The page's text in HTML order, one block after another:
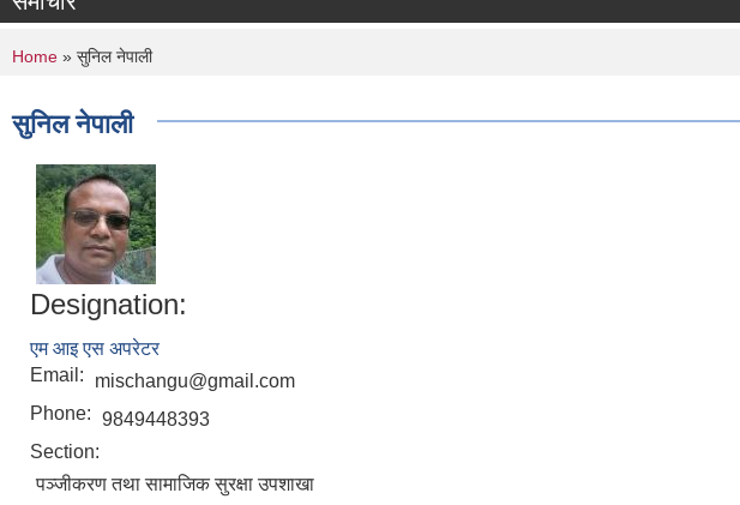
You are here
Home » सुनिल नेपाली
सुनिल नेपाली
Designation:
एम‍ आइ एस अपरेटर
Email:
mischangu@gmail.com
Phone: 9849448393
Section:
पञ्जीकरण तथा सामाजिक सुरक्षा उपशाखा